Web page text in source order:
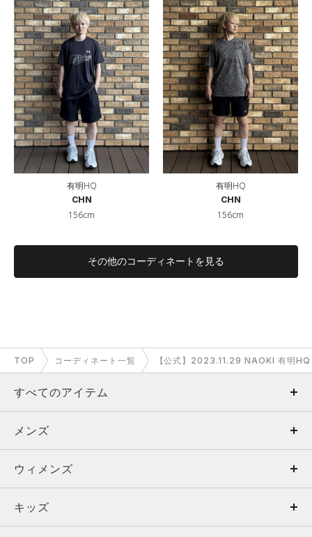
有明HQ
CHN
156cm
有明HQ
CHN
156cm
その他のコーディネートを見る
TOP コーディネート一覧 【公式】2023.11.29 NAOKI 有明
すべてのアイテム
メンズ
ウィメンズ
キッズ
メンズ
トップス
ボトムス
ウィメンズ
トップス
キッズ